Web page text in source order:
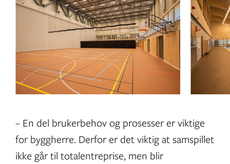
– En del brukerbehov og prosesser er viktige
for byggherre. Derfor er det viktig at samspillet
ikke går til totalentreprise, men blir